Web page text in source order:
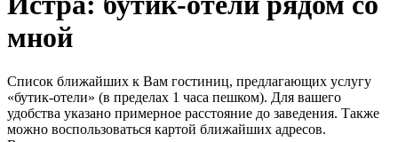
мной
Список ближайших к Вам гостиниц, предлагающих услугу
«бутик-отели» (в пределах 1 часа пешком). Для вашего
удобства указано примерное расстояние до заведения. Также
можно воспользоваться картой ближайших адресов.